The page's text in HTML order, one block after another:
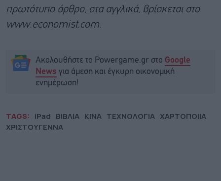
πρωτότυπο άρθρο, στα αγγλικά, βρίσκεται στο
www.economist.com.
Ακολουθήστε το Powergame.gr στο Google
News για άμεση και έγκυρη οικονομική
ενημέρωση!
TAGS: iPad ΒΙΒΛΙΑ ΚΙΝΑ ΤΕΧΝΟΛΟΓΙΑ ΧΑΡΤΟΠΟΙΙΑ
ΧΡΙΣΤΟΥΓΕΝΝΑ